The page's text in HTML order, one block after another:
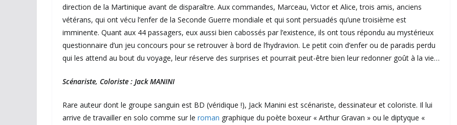
direction de la Martinique avant de disparaître. Aux commandes, Marceau, Victor et Alice, trois amis, anciens
vétérans, qui ont vécu l’enfer de la Seconde Guerre mondiale et qui sont persuadés qu’une troisième est
imminente. Quant aux 44 passagers, eux aussi bien cabossés par l’existence, ils ont tous répondu au mystérieux
questionnaire d’un jeu concours pour se retrouver à bord de l’hydravion. Le petit coin d’enfer ou de paradis perdu
qui les attend au bout du voyage, leur réserve des surprises et pourrait peut-être bien leur redonner goût à la vie…
Scénariste, Coloriste : Jack MANINI
Rare auteur dont le groupe sanguin est BD (véridique !), Jack Manini est scénariste, dessinateur et coloriste. Il lui
arrive de travailler en solo comme sur le roman graphique du poète boxeur « Arthur Gravan » ou le diptyque «